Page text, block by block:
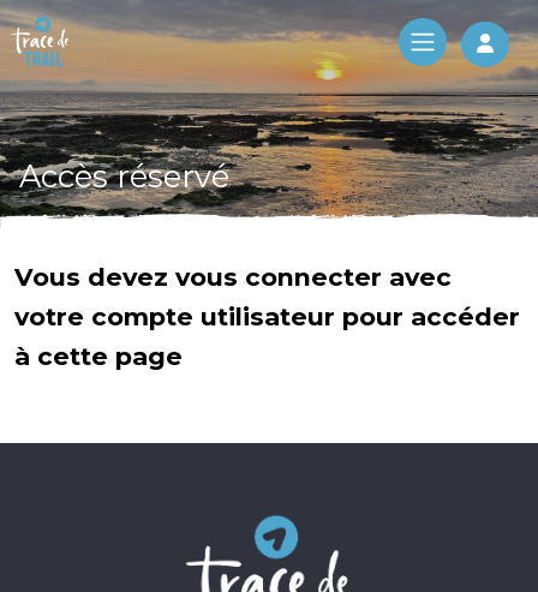
Log
Accès réservé
Vous devez vous connecter avec
votre compte utilisateur pour accéder
à cette page